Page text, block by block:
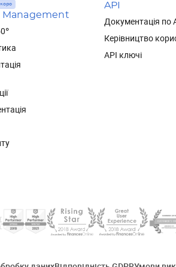
Management
API
Документація по
Керівництво
API ключі